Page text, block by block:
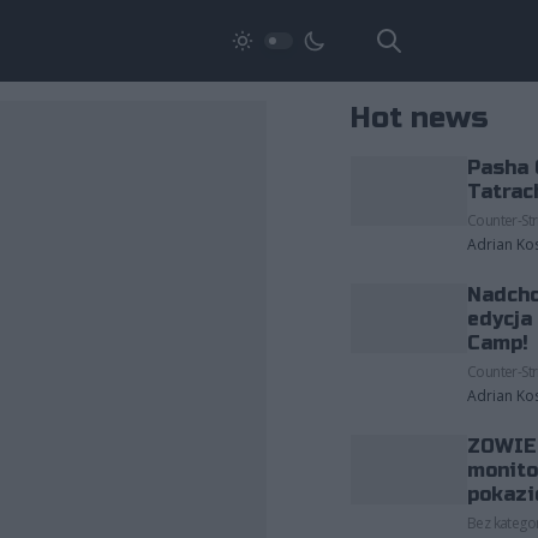
Hot news
Pasha
Counter-
Adrian
edycja
Camp!
Counter-
Adrian
Bez